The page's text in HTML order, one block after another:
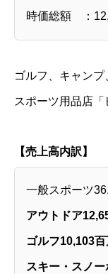
時価総額 ：
ゴルフ、キャン
スポーツ用品店「
【売上高内訳】
一般スポーツ
アウトドア
ゴルフ10,103百
スキー・スノー